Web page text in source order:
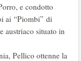
e condotto
ai “Piombi” di
austriaco situato in
Pellico ottenne la